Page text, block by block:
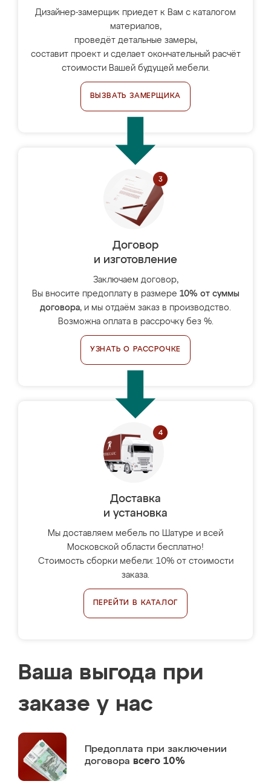
Дизайнер-замерщик приедет к Вам с каталогом
материалов,
проведёт детальные замеры,
составит проект и сделает окончательный расчёт
стоимости Вашей будущей мебели.
ВЫЗВАТЬ ЗАМЕРЩИКА
Договор
и изготовление
Заключаем договор,
Вы вносите предоплату в размере 10% от суммы
договора, и мы отдаём заказ в производство.
Возможна оплата в рассрочку без %.
УЗНАТЬ О РАССРОЧКЕ
Доставка
и установка
Мы доставляем мебель по Шатуре и всей
Московской области бесплатно!
Стоимость сборки мебели: 10% от стоимости
заказа.
ПЕРЕЙТИ В КАТАЛОГ
Ваша выгода при
заказе у нас
Предоплата при заключении
договора всего 10%